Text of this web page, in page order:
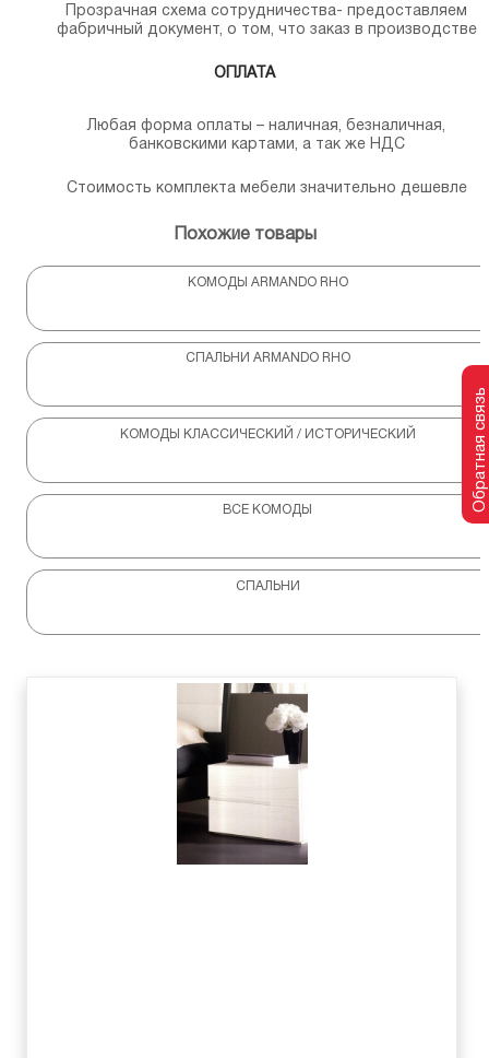
Прозрачная схема сотрудничества- предоставляем
фабричный документ, о том, что заказ в производстве
ОПЛАТА
Любая форма оплаты – наличная, безналичная,
банковскими картами, а так же НДС
Стоимость комплекта мебели значительно дешевле
Похожие товары
КОМОДЫ ARMANDO RHO
СПАЛЬНИ ARMANDO RHO
КОМОДЫ КЛАССИЧЕСКИЙ / ИСТОРИЧЕСКИЙ
ВСЕ КОМОДЫ
СПАЛЬНИ
Обратная связь